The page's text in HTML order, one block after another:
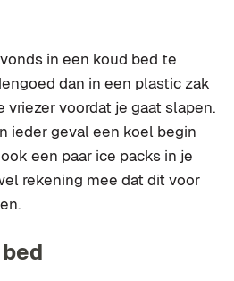
in een koud bed te
dan in een plastic zak
vriezer voordat je gaat slapen.
ieder geval een koel begin
een paar ice packs in je
rekening mee dat dit voor